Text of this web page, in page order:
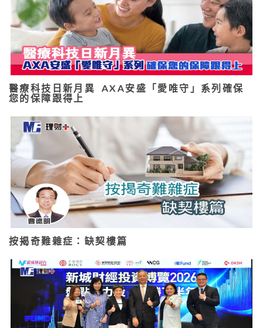
醫療科技日新月異 AXA安盛「愛唯守」系列確保
您的保障跟得上
按揭奇難雜症：缺契樓篇